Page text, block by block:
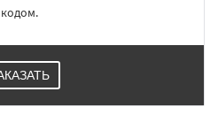
кодом.